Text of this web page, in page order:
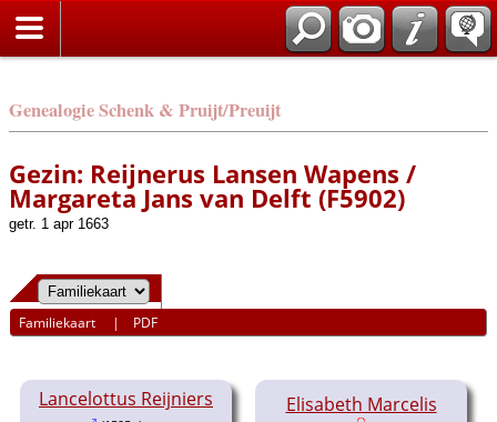
Genealogie Schenk & Pruijt/Preuijt
Gezin: Reijnerus Lansen Wapens /
Margareta Jans van Delft (F5902)
getr. 1 apr 1663
Familiekaart | PDF
Lancelottus Reijniers Elisabeth Marcelis